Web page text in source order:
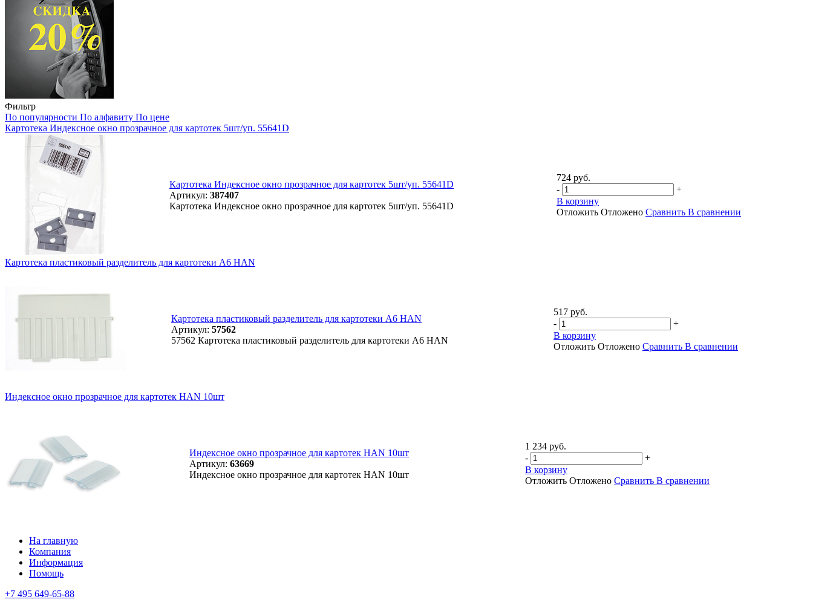
Фильтр
По популярности По алфавиту По цене
Картотека Индексное окно прозрачное для картотек 5шт/уп. 55641D
Картотека Индексное окно прозрачное для картотек 5шт/уп. 55641D
Артикул: 387407
Картотека Индексное окно прозрачное для картотек 5шт/уп. 55641D
724 руб.
-
+
В корзину
Отложить Отложено Сравнить В сравнении
Картотека пластиковый разделитель для картотеки А6 HAN
Картотека пластиковый разделитель для картотеки А6 HAN
Артикул: 57562
57562 Картотека пластиковый разделитель для картотеки А6 HAN
517 руб.
-
+
В корзину
Отложить Отложено Сравнить В сравнении
Индексное окно прозрачное для картотек HAN 10шт
Индексное окно прозрачное для картотек HAN 10шт
Артикул: 63669
Индексное окно прозрачное для картотек HAN 10шт
1 234 руб.
-
+
В корзину
Отложить Отложено Сравнить В сравнении
На главную
Компания
Информация
Помощь
+7 495 649-65-88